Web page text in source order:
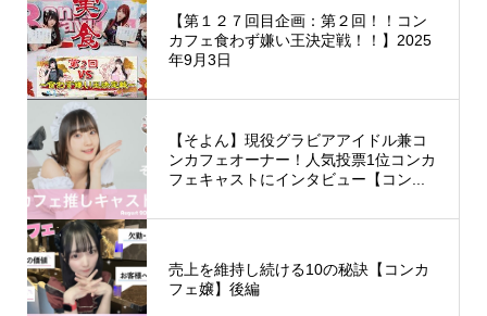
【第１２７回目企画：第２回！！コン
カフェ食わず嫌い王決定戦！！】2025
年9月3日
【そよん】現役グラビアアイドル兼コ
ンカフェオーナー！人気投票1位コンカ
フェキャストにインタビュー【コン...
売上を維持し続ける10の秘訣【コンカ
フェ嬢】後編